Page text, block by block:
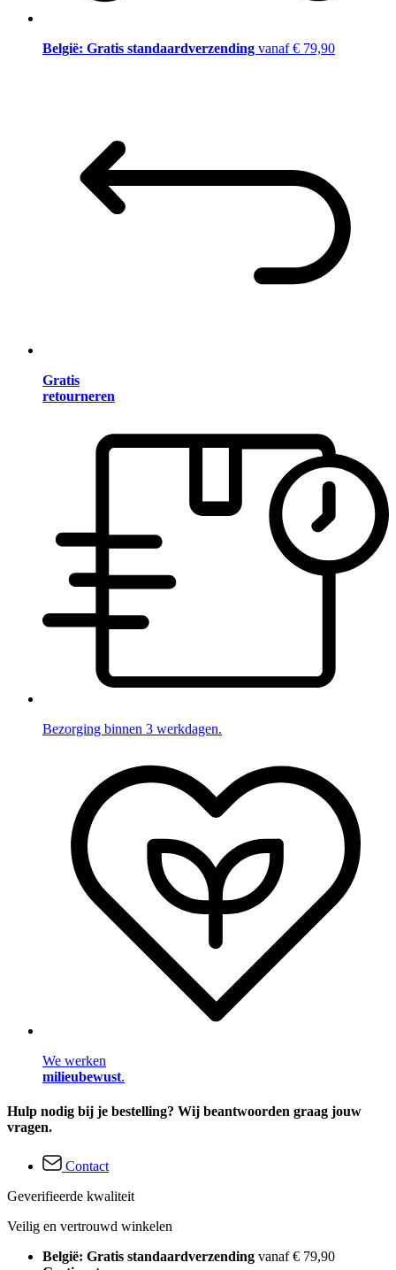
België: Gratis standaardverzending vanaf € 79,90
Gratis
retourneren
Bezorging binnen 3 werkdagen.
We werken
milieubewust.
Hulp nodig bij je bestelling? Wij beantwoorden graag jouw
vragen.
Contact
Geverifieerde kwaliteit
Veilig en vertrouwd winkelen
België: Gratis standaardverzending vanaf € 79,90